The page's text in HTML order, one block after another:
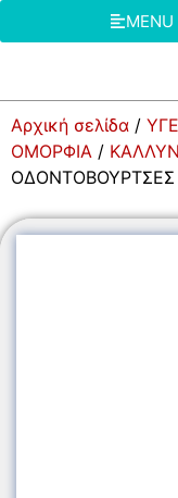
MENU
Αρχική σελίδα /
ΟΜΟΡΦΙΑ /